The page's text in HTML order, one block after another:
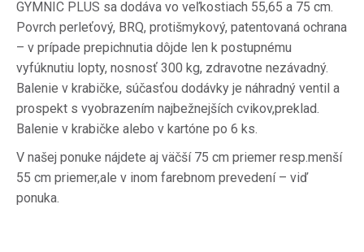
GYMNIC PLUS sa dodáva vo veľkostiach 55,65 a 75 cm.
Povrch perleťový, BRQ, protišmykový, patentovaná ochrana
– v prípade prepichnutia dôjde len k postupnému
vyfúknutiu lopty, nosnosť 300 kg, zdravotne nezávadný.
Balenie v krabičke, súčasťou dodávky je náhradný ventil a
prospekt s vyobrazením najbežnejších cvikov,preklad.
Balenie v krabičke alebo v kartóne po 6 ks.
V našej ponuke nájdete aj väčší 75 cm priemer resp.menší
55 cm priemer,ale v inom farebnom prevedení – viď
ponuka.